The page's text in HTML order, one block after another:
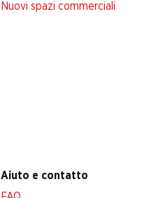
Nuovi spazi commerciali
Aiuto e contatto